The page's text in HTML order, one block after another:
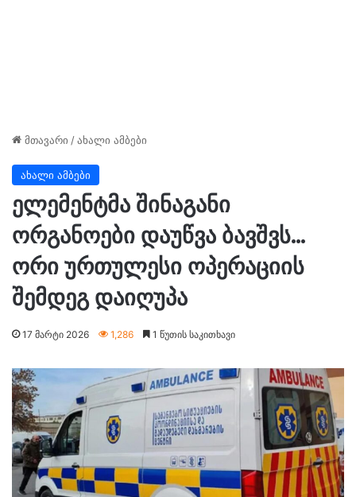
მთავარი /ახალი ამბები
ახალი ამბები
ელემენტმა შინაგანი
ორგანოები დაუწვა ბავშვს…
ორი ურთულესი ოპერაციის
შემდეგ დაიღუპა
17 მარტი 2026 1,286 1 წუთის საკითხავი